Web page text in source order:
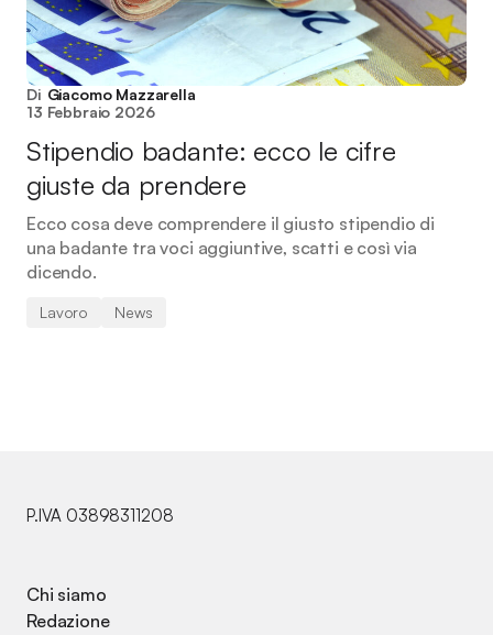
Di Giacomo Mazzarella
13 Febbraio 2026
Stipendio badante: ecco le cifre
giuste da prendere
Ecco cosa deve comprendere il giusto stipendio di
una badante tra voci aggiuntive, scatti e così via
dicendo.
Lavoro News
P.IVA 03898311208
Chi siamo
Redazione